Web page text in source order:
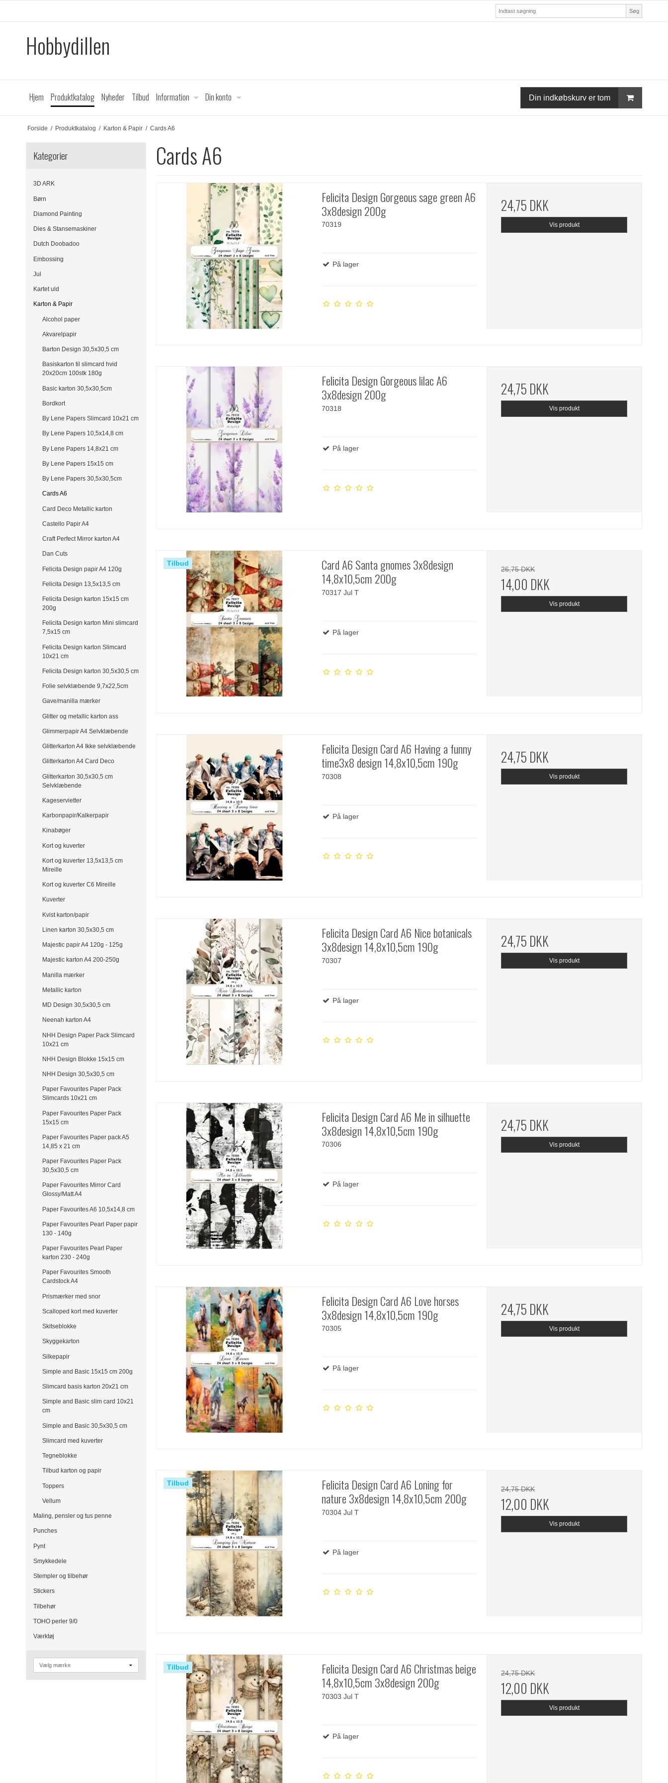
Søg
Hobbydillen
Hjem Produktkatalog Nyheder Tilbud Information Din konto Din indkøbskurv er tom
Forside / Produktkatalog / Karton & Papir / Cards A6
Kategorier
3D ARK
Børn
Diamond Painting
Dies & Stansemaskiner
Dutch Doobadoo
Embossing
Jul
Kartet uld
Karton & Papir
Alcohol paper
Akvarelpapir
Barton Design 30,5x30,5 cm
Basiskarton til slimcard hvid
20x20cm 100stk 180g
Basic karton 30,5x30,5cm
Bordkort
By Lene Papers Slimcard 10x21 cm
By Lene Papers 10,5x14,8 cm
By Lene Papers 14,8x21 cm
By Lene Papers 15x15 cm
By Lene Papers 30,5x30,5cm
Cards A6
Card Deco Metallic karton
Castello Papir A4
Craft Perfect Mirror karton A4
Dan Cuts
Felicita Design papir A4 120g
Felicita Design 13,5x13,5 cm
Felicita Design karton 15x15 cm
200g
Felicita Design karton Mini slimcard
7,5x15 cm
Felicita Design karton Slimcard
10x21 cm
Felicita Design karton 30,5x30,5 cm
Folie selvklæbende 9,7x22,5cm
Gave/manilla mærker
Glitter og metallic karton ass
Glimmerpapir A4 Selvklæbende
Glitterkarton A4 Ikke selvklæbende
Glitterkarton A4 Card Deco
Glitterkarton 30,5x30,5 cm
Selvklæbende
Kageservietter
Karbonpapir/Kalkerpapir
Kinabøger
Kort og kuverter
Kort og kuverter 13,5x13,5 cm
Mireille
Kort og kuverter C6 Mireille
Kuverter
Kvist karton/papir
Linen karton 30,5x30,5 cm
Majestic papir A4 120g - 125g
Majestic karton A4 200-250g
Manilla mærker
Metallic karton
MD Design 30,5x30,5 cm
Neenah karton A4
NHH Design Paper Pack Slimcard
10x21 cm
NHH Design Blokke 15x15 cm
NHH Design 30,5x30,5 cm
Paper Favourites Paper Pack
Slimcards 10x21 cm
Paper Favourites Paper Pack
15x15 cm
Paper Favourites Paper pack A5
14,85 x 21 cm
Paper Favourites Paper Pack
30,5x30,5 cm
Paper Favourites Mirror Card
Glossy/Matt A4
Paper Favourites A6 10,5x14,8 cm
Paper Favourites Pearl Paper papir
130 - 140g
Paper Favourites Pearl Paper
karton 230 - 240g
Paper Favourites Smooth
Cardstock A4
Prismærker med snor
Scalloped kort med kuverter
Skitseblokke
Skyggekarton
Silkepapir
Simple and Basic 15x15 cm 200g
Slimcard basis karton 20x21 cm
Simple and Basic slim card 10x21
cm
Simple and Basic 30,5x30,5 cm
Slimcard med kuverter
Tegneblokke
Tilbud karton og papir
Toppers
Vellum
Maling, pensler og tus penne
Punches
Pynt
Smykkedele
Stempler og tilbehør
Stickers
Tilbehør
TOHO perler 9/0
Værktøj
Cards A6
Felicita Design Gorgeous sage green A6
3x8design 200g
70319
På lager
24,75 DKK
Vis produkt
Felicita Design Gorgeous lilac A6
3x8design 200g
70318
På lager
24,75 DKK
Vis produkt
Tilbud
Card A6 Santa gnomes 3x8design
14,8x10,5cm 200g
70317 Jul T
På lager
26,75 DKK
14,00 DKK
Vis produkt
Felicita Design Card A6 Having a funny
time3x8 design 14,8x10,5cm 190g
70308
På lager
24,75 DKK
Vis produkt
Felicita Design Card A6 Nice botanicals
3x8design 14,8x10,5cm 190g
70307
På lager
24,75 DKK
Vis produkt
Felicita Design Card A6 Me in silhuette
3x8design 14,8x10,5cm 190g
70306
På lager
24,75 DKK
Vis produkt
Felicita Design Card A6 Love horses
3x8design 14,8x10,5cm 190g
70305
På lager
24,75 DKK
Vis produkt
Tilbud
Felicita Design Card A6 Loning for
nature 3x8design 14,8x10,5cm 200g
70304 Jul T
På lager
24,75 DKK
12,00 DKK
Vis produkt
Tilbud
Felicita Design Card A6 Christmas beige
14,8x10,5cm 3x8design 200g
70303 Jul T
På lager
24,75 DKK
12,00 DKK
Vis produkt